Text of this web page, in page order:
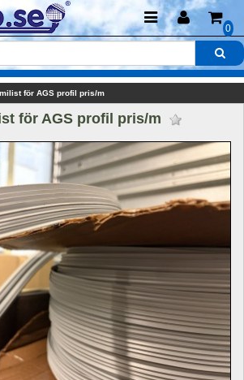
0
för AGS profil pris/m
för AGS profil pris/m